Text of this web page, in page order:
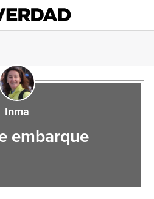
Inma
embarque